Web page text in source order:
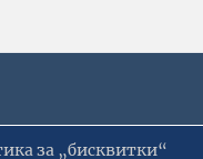
за „бисквитки“